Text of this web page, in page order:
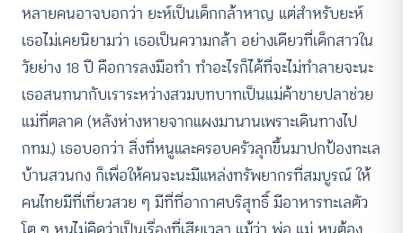
หลายคนอาจบอกว่า ยะห์เป็นเด็กกล้าหาญ แต่สำหรับยะห์
เธอไม่เคยนิยามว่า เธอเป็นความกล้า อย่างเดียวที่เด็กสาวใน
วัยย่าง 18 ปี คือการลงมือทำ ทำอะไรก็ได้ที่จะไม่ทำลายจะนะ
เธอสนทนากับเราระหว่างสวมบทบาทเป็นแม่ค้าขายปลาช่วย
แม่ที่ตลาด (หลังห่างหายจากแผงมานานเพราะเดินทางไป
กทม.) เธอบอกว่า สิ่งที่หนูและครอบครัวลุกขึ้นมาปกป้องทะเล
บ้านสวนกง ก็เพื่อให้คนจะนะมีแหล่งทรัพยากรที่สมบูรณ์ ให้
คนไทยมีที่เที่ยวสวย ๆ มีที่ที่อากาศบริสุทธิ์ มีอาหารทะเลตัว